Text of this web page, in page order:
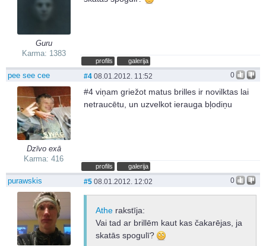
Guru
Karma: 1383
profils galerija
pee see cee
Dzīvo exā
Karma: 416
0
#4 08.01.2012. 11:52
#4 viņam griežot matus brilles ir novilktas lai
netraucētu, un uzvelkot ierauga bļodiņu
profils galerija
purawskis 0
#5 08.01.2012. 12:02
Athe rakstīja:
Vai tad ar brillēm kaut kas čakarējas, ja
skatās spogulī?